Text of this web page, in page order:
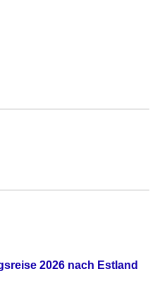
2026 nach Estland